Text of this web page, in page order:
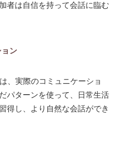
者は自信を持って会話に臨む
ン
、実際のコミュニケーショ
パターンを使って、日常生活
得し、より自然な会話ができ